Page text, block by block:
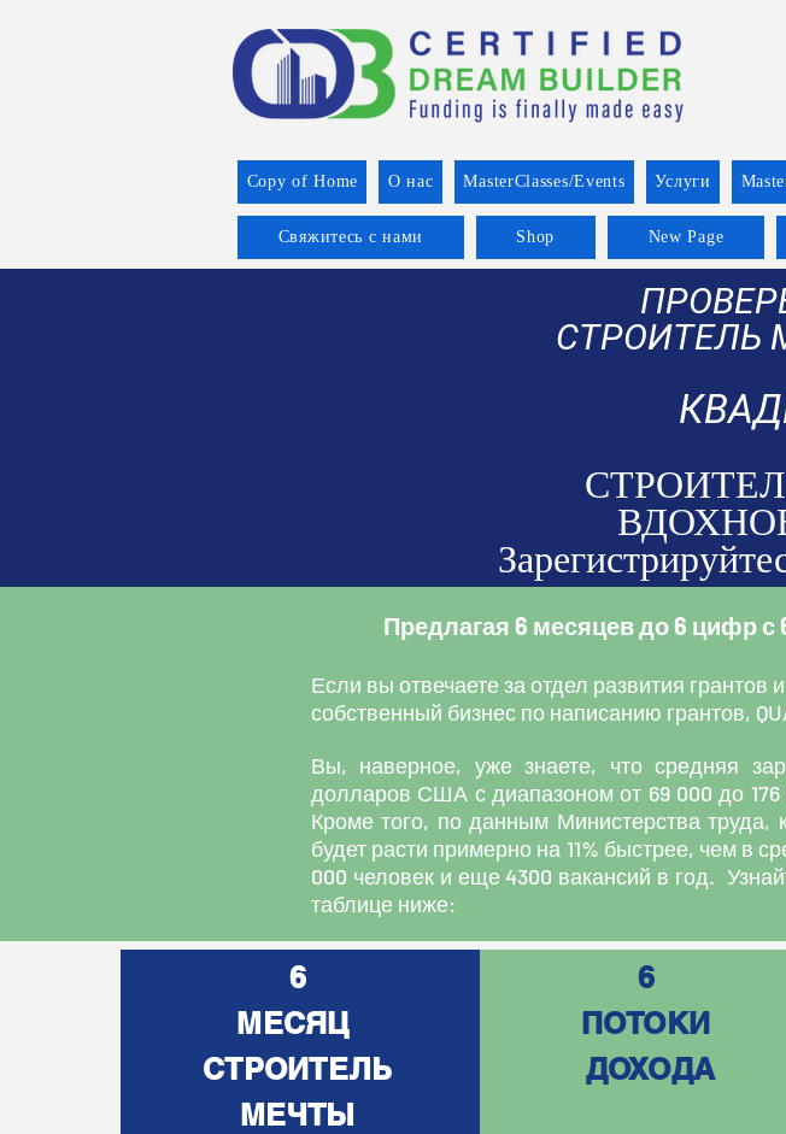
Copy of Home О нас MasterClasses/Events Услуги
Свяжитесь с нами Shop New Page
СТРОИТЕЛЬ
Предлагая 6 месяцев до 6 цифр с
Если вы отвечаете за отдел развития
собственный бизнес по написанию грантов,
Вы, наверное, уже знаете, что средняя
долларов США с диапазоном от 69 000 до
Кроме того, по данным Министерства труда,
будет расти примерно на 11% быстрее, чем в
000 человек и еще 4300 вакансий в год.
таблице ниже:
6
МЕСЯЦ
СТРОИТЕЛЬ
МЕЧТЫ
6
ПОТОКИ
ДОХОДА